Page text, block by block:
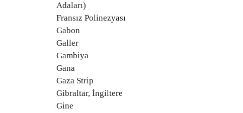
Adaları)
Fransız Polinezyası
Gabon
Galler
Gambiya
Gana
Gaza Strip
Gibraltar, İngiltere
Gine